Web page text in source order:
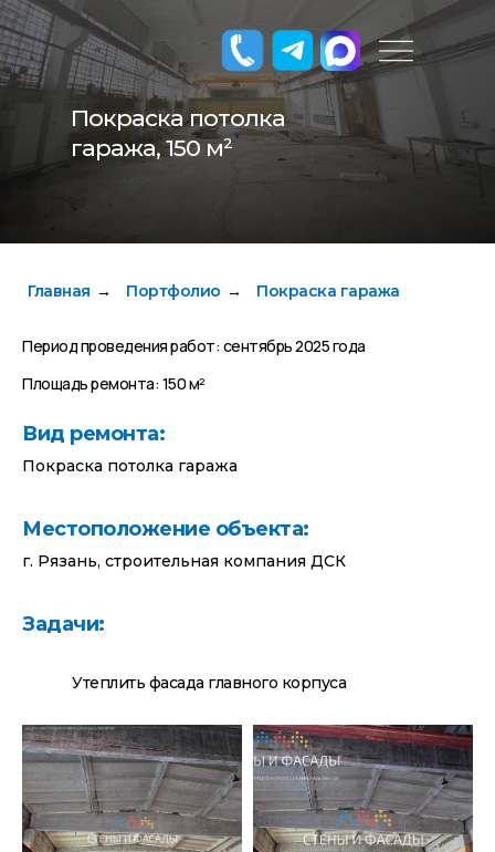
Покраска потолка
гаража, 150 м²
Главная → Портфолио → Покраска гаража
Период проведения работ: сентябрь 2025 года
Площадь ремонта: 150 м²
Вид ремонта:
Покраска потолка гаража
Местоположение объекта:
г. Рязань, строительная компания ДСК
Задачи:
Утеплить фасада главного корпуса